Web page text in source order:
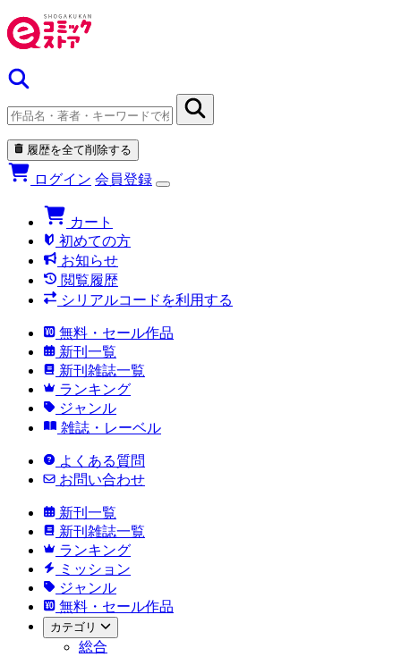
履歴を全て削除する
ログイン 会員登録
カート
初めての方
お知らせ
閲覧履歴
シリアルコードを利用する
無料・セール作品
新刊一覧
新刊雑誌一覧
ランキング
ジャンル
雑誌・レーベル
よくある質問
お問い合わせ
新刊一覧
新刊雑誌一覧
ランキング
ミッション
ジャンル
無料・セール作品
カテゴリ
総合